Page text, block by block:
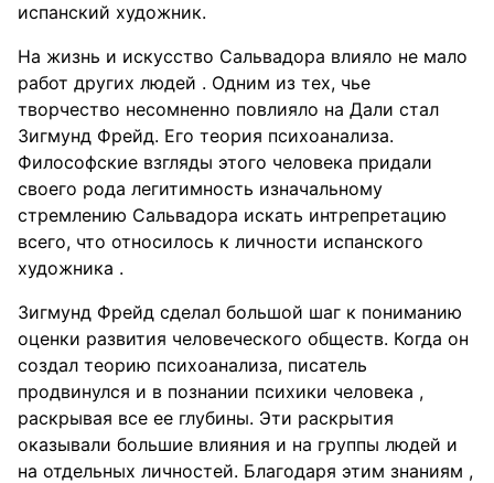
испанский художник.
На жизнь и искусство Сальвадора влияло не мало
работ других людей . Одним из тех, чье
творчество несомненно повлияло на Дали стал
Зигмунд Фрейд. Его теория психоанализа.
Философские взгляды этого человека придали
своего рода легитимность изначальному
стремлению Сальвадора искать интрепретацию
всего, что относилось к личности испанского
художника .
Зигмунд Фрейд сделал большой шаг к пониманию
оценки развития человеческого обществ. Когда он
создал теорию психоанализа, писатель
продвинулся и в познании психики человека ,
раскрывая все ее глубины. Эти раскрытия
оказывали большие влияния и на группы людей и
на отдельных личностей. Благодаря этим знаниям ,